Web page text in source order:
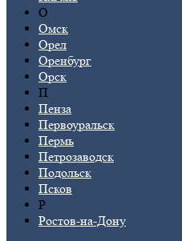
О
Омск
Орел
Оренбург
Орск
П
Пенза
Первоуральск
Пермь
Петрозаводск
Подольск
Псков
Р
Ростов-на-Дону